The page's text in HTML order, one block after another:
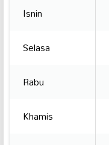
Isnin
Selasa
Rabu
Khamis